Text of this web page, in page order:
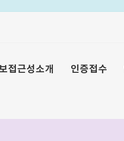
접근성소개 인증접수